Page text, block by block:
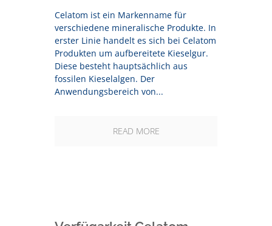
Celatom ist ein Markenname für
verschiedene mineralische Produkte. In
erster Linie handelt es sich bei Celatom
Produkten um aufbereitete Kieselgur.
Diese besteht hauptsächlich aus
fossilen Kieselalgen. Der
Anwendungsbereich von...
READ MORE